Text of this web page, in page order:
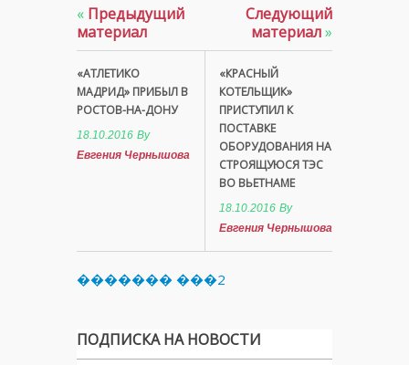
« Предыдущий
материал
«АТЛЕТИКО
МАДРИД» ПРИБЫЛ В
РОСТОВ-НА-ДОНУ
18.10.2016 By
Евгения Чернышова
Следующий
материал»
«КРАСНЫЙ
КОТЕЛЬЩИК»
ПРИСТУПИЛ К
ПОСТАВКЕ
ОБОРУДОВАНИЯ НА
СТРОЯЩУЮСЯ ТЭС
ВО ВЬЕТНАМЕ
18.10.2016 By
Евгения Чернышова
������� ���2
ПОДПИСКА НА НОВОСТИ